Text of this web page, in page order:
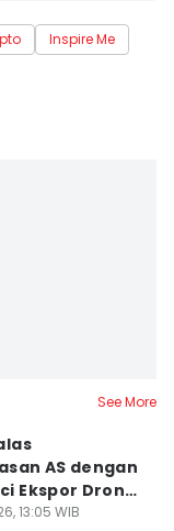
Inspire Me
See More
AS dengan
Ekspor Drone
13:05 WIB